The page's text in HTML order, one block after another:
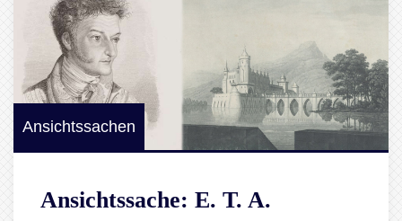
Ansichtssachen
Ansichtssache: E. T. A.